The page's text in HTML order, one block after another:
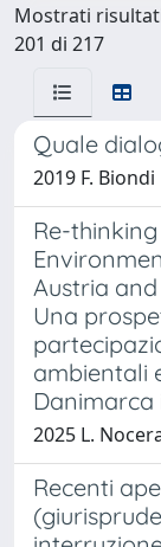
Mostrati
201 di 217
Quale
2019 F. Biondi
Re-
Austria
Una
ambientali
2025 L.
Recenti